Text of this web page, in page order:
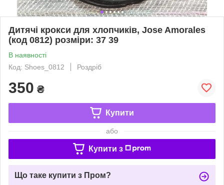
Дитячі крокси для хлопчиків, Jose Amorales
(код 0812) розміри: 37 39
В наявності
Код: Shoes_0812
Роздріб
350 ₴
Купити
або
Купити з
Що таке купити з Пром?